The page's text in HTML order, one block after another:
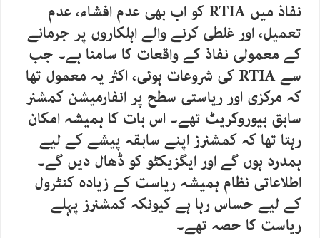
نفاذ میں RTIA کو اب بھی عدم افشاء، عدم
تعمیل، اور غلطی کرنے والے اہلکاروں پر جرمانے
کے معمولی نفاذ کے واقعات کا سامنا ہے۔ جب
سے RTIA کی شروعات ہوئی، اکثر یہ معمول تھا
کہ مرکزی اور ریاستی سطح پر انفارمیشن کمشنر
سابق بیوروکریٹ تھے۔ اس بات کا ہمیشہ امکان
رہتا تھا کہ کمشنرز اپنے سابقہ پیشے کے لیے
ہمدرد ہوں گے اور ایگزیکٹو کو ڈھال دیں گے۔
اطلاعاتی نظام ہمیشہ ریاست کے زیادہ کنٹرول
کے لیے حساس رہا ہے کیونکہ کمشنرز پہلے
ریاست کا حصہ تھے۔